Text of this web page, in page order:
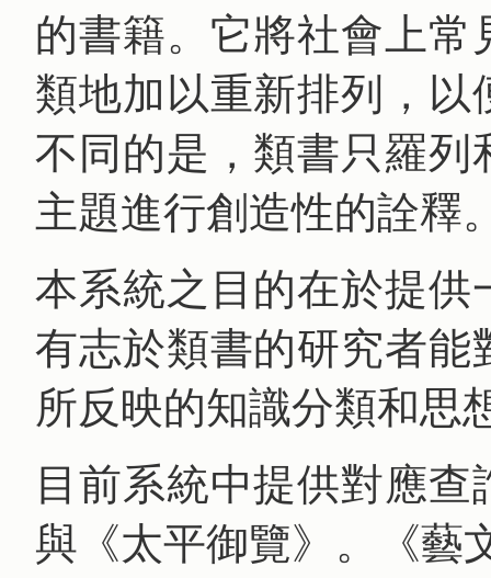
的書籍。它將社會上
類地加以重新排列，
不同的是，類書只羅
主題進行創造性的詮釋
本系統之目的在於提
有志於類書的研究者
所反映的知識分類和思
目前系統中提供對應
與《太平御覽》。《藝